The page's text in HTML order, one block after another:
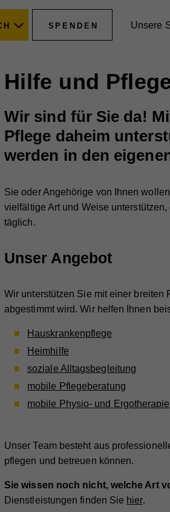
SPENDEN Unsere
Hilfe und
Wir sind für Sie da!
Pflege daheim
werden in den
Sie oder Angehörige von Ihnen
vielfältige Art und Weise
täglich.
Unser Angebot
Wir unterstützen Sie mit einer
abgestimmt wird. Wir helfen Ihnen
Hauskrankenpflege
Heimhilfe
soziale Alltagsbegleitung
mobile Pflegeberatung
mobile Physio- und Ergotherapie
Unser Team besteht aus
pflegen und betreuen können.
Sie wissen noch nicht, welche Art
Dienstleistungen finden Sie hier.